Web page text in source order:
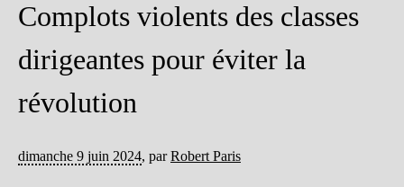
Complots violents des classes
dirigeantes pour éviter la
révolution
dimanche 9 juin 2024, parRobert Paris